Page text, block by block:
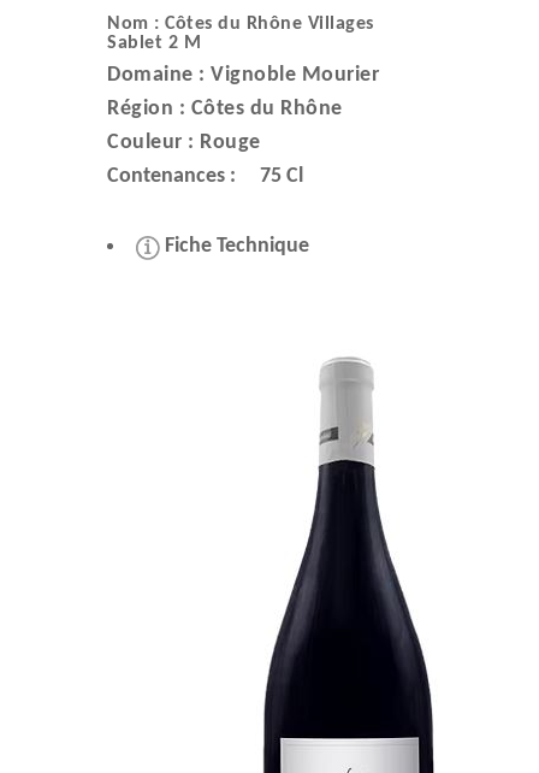
Nom : Côtes du Rhône Villages
Sablet 2 M
Domaine : Vignoble Mourier
Région : Côtes du Rhône
Couleur : Rouge
Contenances :
75 Cl
Fiche Technique